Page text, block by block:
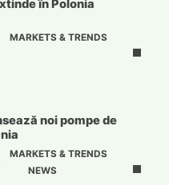
în Polonia
MARKETS & TRENDS
noi pompe de
MARKETS & TRENDS
NEWS